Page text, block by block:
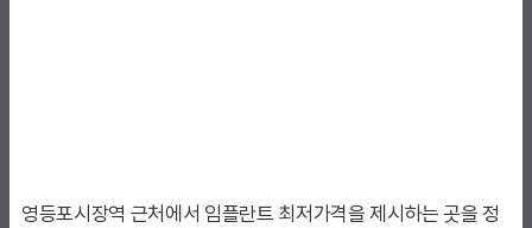
영등포시장역 근처에서 임플란트 최저가격을 제시하는 곳을 정